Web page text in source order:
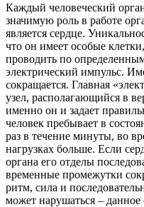
Каждый человеческий
значимую роль в работе
является сердце.
что он имеет особые
проводить по
электрический импульс.
сокращается. Главная
узел, располагающийся в
именно он и задает
человек пребывает в
раз в течение минуты, во
нагрузках больше. Если
органа его отделы
временные промежутки
ритм, сила и
может нарушаться –